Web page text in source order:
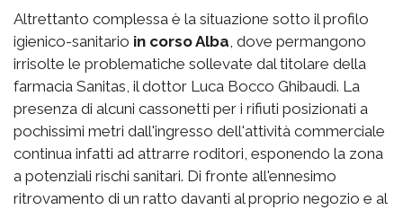
Altrettanto complessa è la situazione sotto il profilo
igienico-sanitario in corso Alba , dove permangono
irrisolte le problematiche sollevate dal titolare della
farmacia Sanitas, il dottor Luca Bocco Ghibaudi. La
presenza di alcuni cassonetti per i rifiuti posizionati a
pochissimi metri dall'ingresso dell'attività commerciale
continua infatti ad attrarre roditori, esponendo la zona
a potenziali rischi sanitari. Di fronte all'ennesimo
ritrovamento di un ratto davanti al proprio negozio e al